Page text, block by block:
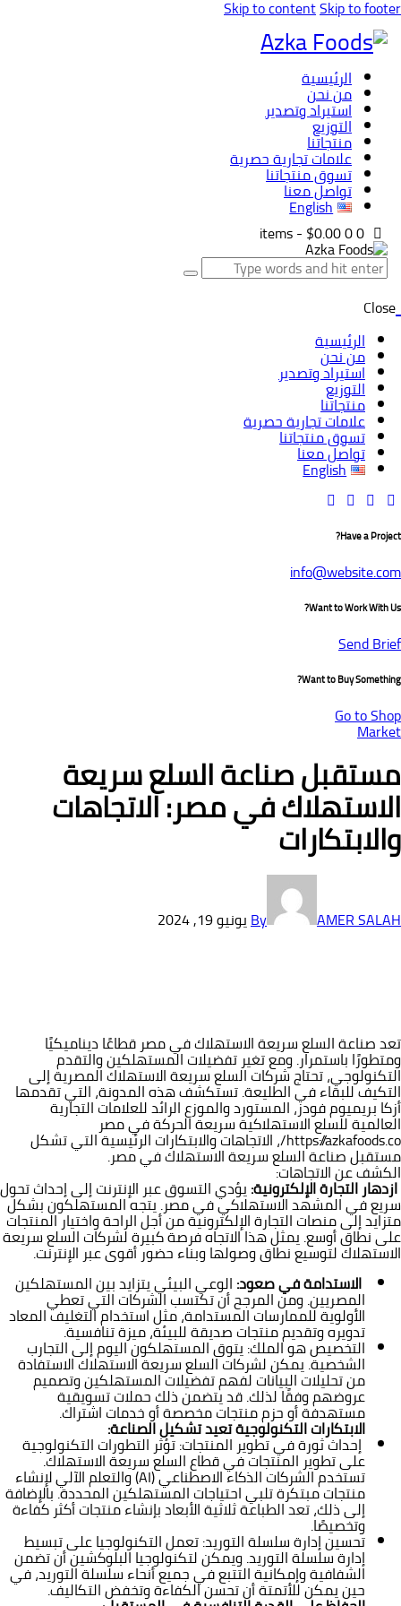
Skip to contentSkip to footer
الرئيسية
من نحن
استيراد وتصدير
التوزيع
منتجاتنا
علامات تجارية حصرية
تسوق منتجاتنا
تواصل معنا
English
0 items
- $0.000
Close
الرئيسية
من نحن
استيراد وتصدير
التوزيع
منتجاتنا
علامات تجارية حصرية
تسوق منتجاتنا
تواصل معنا
English
Have a Project?
info@website.com
Want to Work With Us?
Send Brief
Want to Buy Something?
Go to Shop
Market
مستقبل صناعة السلع سريعة
الاستهلاك في مصر: الاتجاهات
والابتكارات
By AMER SALAH يونيو 19, 2024
تعد صناعة السلع سريعة الاستهلاك في مصر قطاعًا ديناميكيًا
ومتطورًا باستمرار. ومع تغير تفضيلات المستهلكين والتقدم
التكنولوجي، تحتاج شركات السلع سريعة الاستهلاك المصرية إلى
التكيف للبقاء في الطليعة. تستكشف هذه المدونة، التي تقدمها
أزكا بريميوم فودز، المستورد والموزع الرائد للعلامات التجارية
العالمية للسلع الاستهلاكية سريعة الحركة في مصر
https://azkafoods.co/، الاتجاهات والابتكارات الرئيسية التي تشكل
مستقبل صناعة السلع سريعة الاستهلاك في مصر.
الكشف عن الاتجاهات:
ازدهار التجارة الإلكترونية: يؤدي التسوق عبر الإنترنت إلى إحداث تحول
سريع في المشهد الاستهلاكي في مصر. يتجه المستهلكون بشكل
متزايد إلى منصات التجارة الإلكترونية من أجل الراحة واختيار المنتجات
على نطاق أوسع. يمثل هذا الاتجاه فرصة كبيرة لشركات السلع سريعة
الاستهلاك لتوسيع نطاق وصولها وبناء حضور أقوى عبر الإنترنت.
الاستدامة في صعود: الوعي البيئي يتزايد بين المستهلكين
المصريين. ومن المرجح أن تكتسب الشركات التي تعطي
الأولوية للممارسات المستدامة، مثل استخدام التغليف المعاد
تدويره وتقديم منتجات صديقة للبيئة، ميزة تنافسية.
التخصيص هو الملك: يتوق المستهلكون اليوم إلى التجارب
الشخصية. يمكن لشركات السلع سريعة الاستهلاك الاستفادة
من تحليلات البيانات لفهم تفضيلات المستهلكين وتصميم
عروضهم وفقًا لذلك. قد يتضمن ذلك حملات تسويقية
مستهدفة أو حزم منتجات مخصصة أو خدمات اشتراك.
الابتكارات التكنولوجية تعيد تشكيل الصناعة:
إحداث ثورة في تطوير المنتجات: تؤثر التطورات التكنولوجية
على تطوير المنتجات في قطاع السلع سريعة الاستهلاك.
تستخدم الشركات الذكاء الاصطناعي (AI) والتعلم الآلي لإنشاء
منتجات مبتكرة تلبي احتياجات المستهلكين المحددة. بالإضافة
إلى ذلك، تعد الطباعة ثلاثية الأبعاد بإنشاء منتجات أكثر كفاءة
وتخصيصًا.
تحسين إدارة سلسلة التوريد: تعمل التكنولوجيا على تبسيط
إدارة سلسلة التوريد. ويمكن لتكنولوجيا البلوكشين أن تضمن
الشفافية وإمكانية التتبع في جميع أنحاء سلسلة التوريد، في
حين يمكن للأتمتة أن تحسن الكفاءة وتخفض التكاليف.